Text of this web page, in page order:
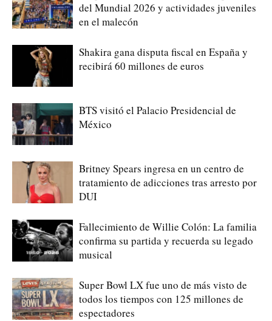
del Mundial 2026 y actividades juveniles
en el malecón
Shakira gana disputa fiscal en España y
recibirá 60 millones de euros
BTS visitó el Palacio Presidencial de
México
Britney Spears ingresa en un centro de
tratamiento de adicciones tras arresto por
DUI
Fallecimiento de Willie Colón: La familia
confirma su partida y recuerda su legado
musical
Super Bowl LX fue uno de más visto de
todos los tiempos con 125 millones de
espectadores